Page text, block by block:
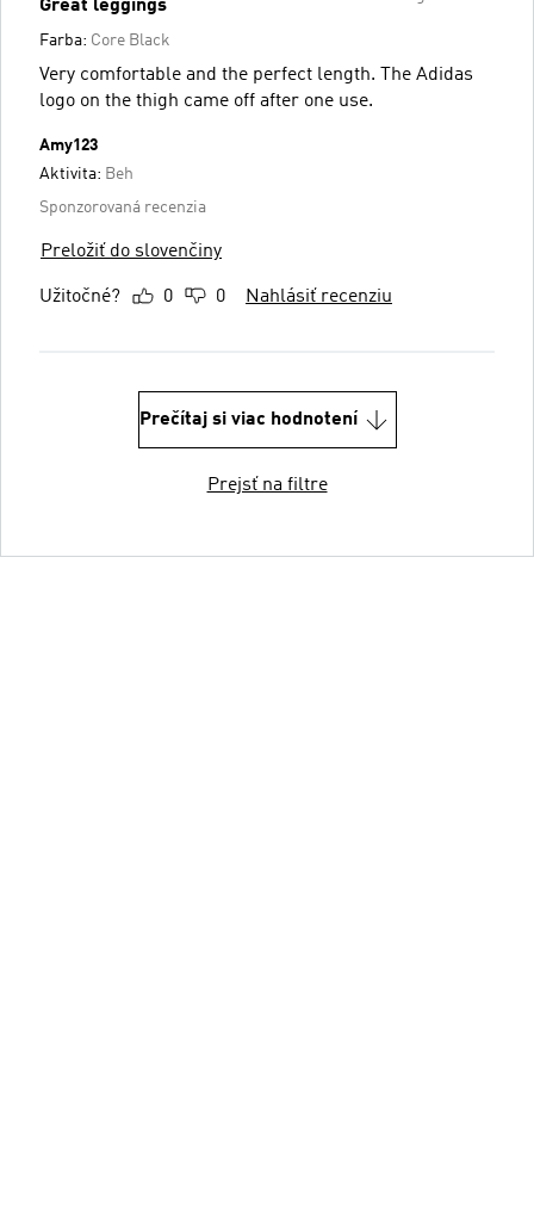
Great leggings
Farba: Core Black
Very comfortable and the perfect length. The Adidas
logo on the thigh came off after one use.
Amy123
Aktivita: Beh
Sponzorovaná recenzia
Preložiť do slovenčiny
Užitočné? 0 0 Nahlásiť recenziu
Prečítaj si viac hodnotení
Prejsť na filtre